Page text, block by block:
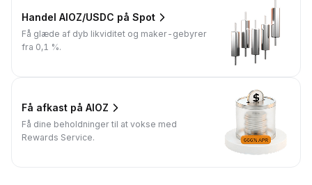
Handel AIOZ/USDC på Spot
Få glæde af dyb likviditet og maker-gebyrer
fra 0,1 %.
Få afkast på AIOZ
Få dine beholdninger til at vokse med
Rewards Service.